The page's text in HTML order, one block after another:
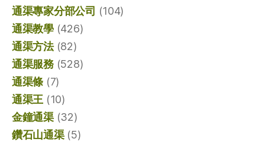
通渠專家分部公司 (104)
通渠教學(426)
通渠方法(82)
通渠服務(528)
通渠條 (7)
通渠王 (10)
金鐘通渠(32)
鑽石山通渠(5)